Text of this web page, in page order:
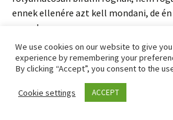
ennek ellenére azt kell mondani, de én
vagyok.
Pozitív kör:
We use cookies on our website to give
experience by remembering your
By clicking “Accept”, you consent to the
Cookie settings ACCEPT